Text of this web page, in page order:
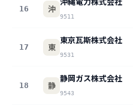
16 沖
9511
17 東
東京瓦斯株式会社
9531
18 静
静岡ガス株式会社
9543